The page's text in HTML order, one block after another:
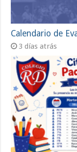
Calendario de
3 días atrás